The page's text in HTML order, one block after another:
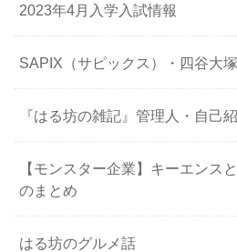
2023年4月入学入試情報
SAPIX（サピックス）・四谷大
『はる坊の雑記』管理人・自己
【モンスター企業】キーエンス
のまとめ
はる坊のグルメ話